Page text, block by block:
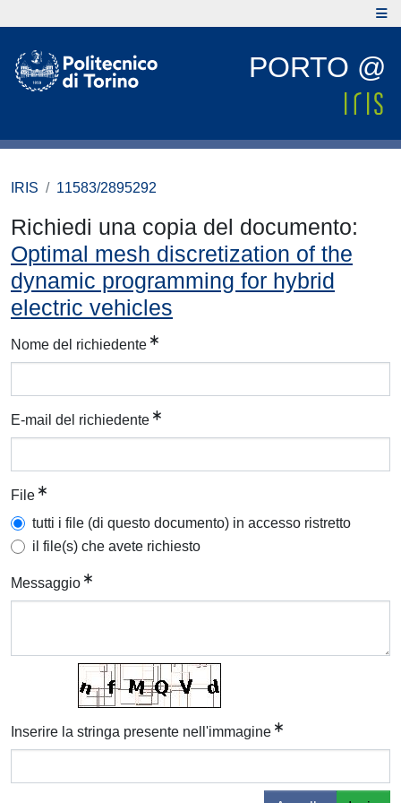
PORTO @
IRIS 11583/2895292
Richiedi una copia del documento:
Optimal mesh discretization of the
dynamic programming for hybrid
electric vehicles
Nome del richiedente
E-mail del richiedente
File
tutti i file (di questo documento) in accesso ristretto
il file(s) che avete richiesto
Messaggio
Inserire la stringa presente nell'immagine